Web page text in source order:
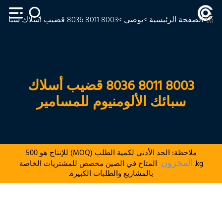
الصفحة الرئيسية>يوصي>8003 8011 8036 قضيب أسلاك سبائك الألومنيوم للمسامير
8003 8011 8036 قضيب أسلاك
سبائك الألومنيوم للمسامير
ملاحظة: الحد الأدنى لكمية الطلب (MOQ) للإنتاج هو 500
kg. المخزون المتاح في الصين مخصص للمشتريات الخاصة
بالمشاريع والطلبات الكبيرة.